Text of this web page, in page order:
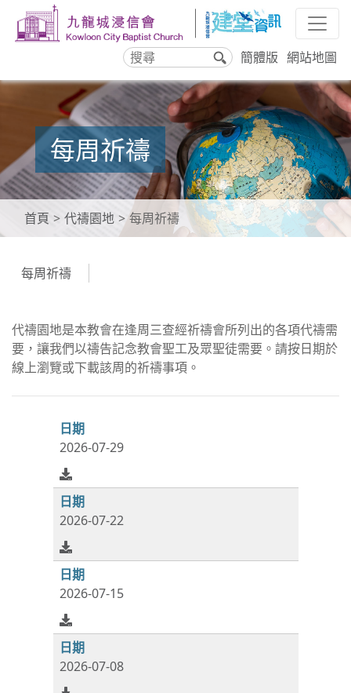
搜
尋
簡體版 網站地圖
每周祈禱
首頁 代禱園地 每周祈禱
每周祈禱
代禱園地是本教會在逢周三查經祈禱會所列出的各項代禱需
要，讓我們以禱告記念教會聖工及眾聖徒需要。請按日期於
線上瀏覽或下載該周的祈禱事項。
2026-07-29
2026-07-22
2026-07-15
2026-07-08